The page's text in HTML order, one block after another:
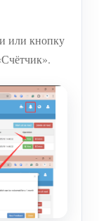
или кнопку